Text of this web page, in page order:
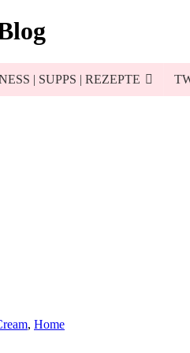
| SUPPS | REZEPTE
, Home